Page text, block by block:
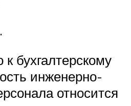
бухгалтерскому
инженерно-
относится